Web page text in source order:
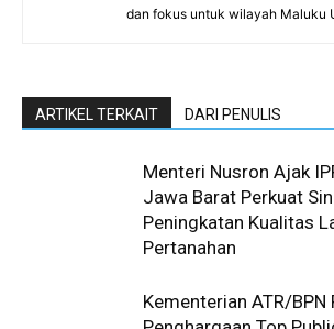
dan fokus untuk wilayah Maluku
ARTIKEL TERKAIT DARI PENULIS
Menteri Nusron Ajak
Jawa Barat Perkuat
Peningkatan Kualitas
Pertanahan
Kementerian ATR/BPN